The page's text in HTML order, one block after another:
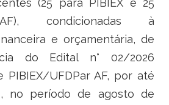
Geral da União
(25 para PIBIEX e 25
condicionadas à
e orçamentária, de
do Edital n° 02/2026
PIBIEX/UFDPar AF, por até
no período de agosto de